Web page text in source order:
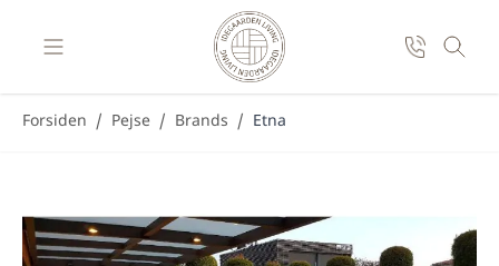
Forsiden / Pejse / Brands / Etna